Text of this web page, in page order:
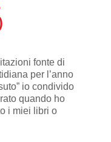
fonte di
per l’anno
io condivido
quando ho
i miei libri o